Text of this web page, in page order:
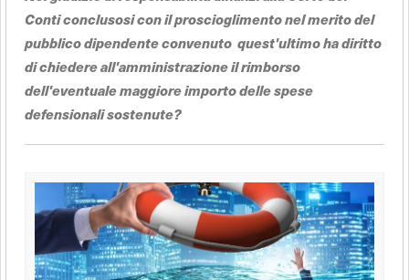
Conti conclusosi con il proscioglimento nel merito del
pubblico dipendente convenuto quest'ultimo ha diritto
di chiedere all'amministrazione il rimborso
dell'eventuale maggiore importo delle spese
defensionali sostenute?